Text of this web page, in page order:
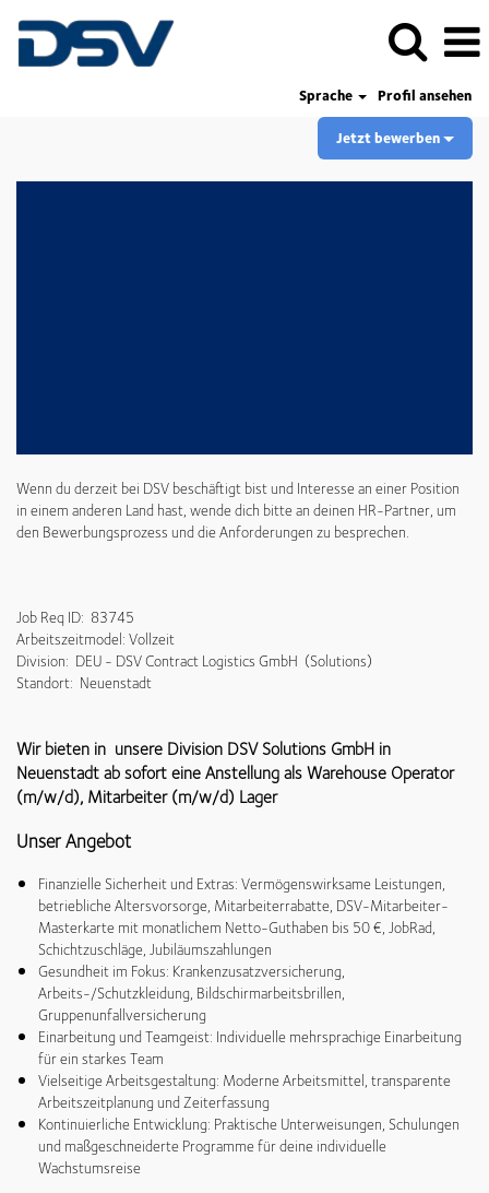
Sprache
Profil ansehen
Jetzt bewerben
Wenn du derzeit bei DSV beschäftigt bist und Interesse an einer Position
in einem anderen Land hast, wende dich bitte an deinen HR-Partner, um
den Bewerbungsprozess und die Anforderungen zu besprechen.
Job Req ID: 83745
Arbeitszeitmodel: Vollzeit
Division: DEU - DSV Contract Logistics GmbH (Solutions)
Standort: Neuenstadt
Wir bieten in unsere Division DSV Solutions GmbH in
Neuenstadt ab sofort eine Anstellung als Warehouse Operator
(m/w/d), Mitarbeiter (m/w/d) Lager
Unser Angebot
Finanzielle Sicherheit und Extras: Vermögenswirksame Leistungen,
betriebliche Altersvorsorge, Mitarbeiterrabatte, DSV-Mitarbeiter-
Masterkarte mit monatlichem Netto-Guthaben bis 50 €, JobRad,
Schichtzuschläge, Jubiläumszahlungen
Gesundheit im Fokus: Krankenzusatzversicherung,
Arbeits-/Schutzkleidung, Bildschirmarbeitsbrillen,
Gruppenunfallversicherung
Einarbeitung und Teamgeist: Individuelle mehrsprachige Einarbeitung
für ein starkes Team
Vielseitige Arbeitsgestaltung: Moderne Arbeitsmittel, transparente
Arbeitszeitplanung und Zeiterfassung
Kontinuierliche Entwicklung: Praktische Unterweisungen, Schulungen
und maßgeschneiderte Programme für deine individuelle
Wachstumsreise